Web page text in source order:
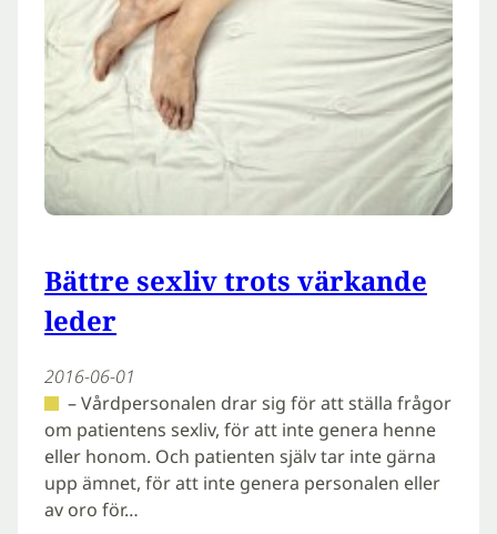
Bättre sexliv trots värkande
leder
2016-06-01
– Vårdpersonalen drar sig för att ställa frågor
om patientens sexliv, för att inte genera henne
eller honom. Och patienten själv tar inte gärna
upp ämnet, för att inte genera personalen eller
av oro för…